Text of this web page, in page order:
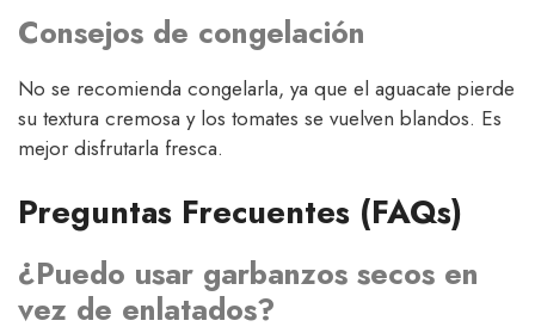
Consejos de congelación
No se recomienda congelarla, ya que el aguacate pierde
su textura cremosa y los tomates se vuelven blandos. Es
mejor disfrutarla fresca.
Preguntas Frecuentes (FAQs)
¿Puedo usar garbanzos secos en
vez de enlatados?